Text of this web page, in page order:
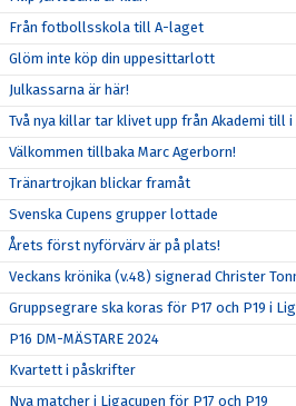
Från fotbollsskola till A-laget
Glöm inte köp din uppesittarlott
Julkassarna är här!
Två nya killar tar klivet upp från Akademi till
Välkommen tillbaka Marc Agerborn!
Tränartrojkan blickar framåt
Svenska Cupens grupper lottade
Årets först nyförvärv är på plats!
Veckans krönika (v.48) signerad Christer
Gruppsegrare ska koras för P17 och P19 i
P16 DM-MÄSTARE 2024
Kvartett i påskrifter
Nya matcher i Ligacupen för P17 och P19